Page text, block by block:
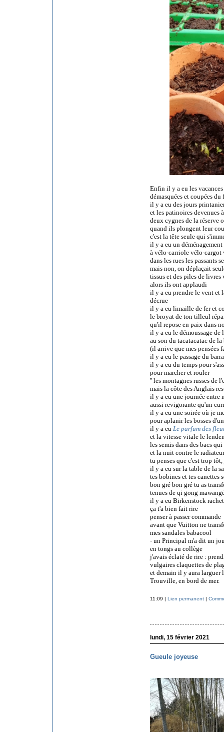
Enfin il y a eu les vacances
démasquées et coupées
il y a eu des jours
et les patinoires devenues
deux cygnes de la
quand ils plongent leur
c'est la tête seule qui
il y a eu un déménagement
à vélo-carriole vélo-cargot
dans les rues les passants
mais non, on déplaçait
tissus et des piles de livres
alors ils ont applaudi
il y a eu prendre le vent et
décrue
il y a eu limaille de fer et
le broyat de ton tilleul
qu'il repose en paix dans
il y a eu le démoussage de
au son du tacatacatac de
(il arrive que mes pensées
il y a eu le passage du
il y a eu du temps pour
pour marcher et rouler
'' les montagnes russes de
mais la côte des Anglais
il y a eu une journée entre
aussi revigorante qu'un
il y a eu une soirée où je
pour aplanir les bosses
il y a eu Le parfum des
et la vitesse vitale le
les semis dans des bacs
et la nuit contre le radiateur
tu penses que c'est trop
il y a eu sur la table de la
tes bobines et tes canettes
bon gré bon gré tu as
tenues de qi gong
il y a eu Birkenstock
ça t'a bien fait rire
penser à passer commande
avant que Vuitton ne
mes sandales babacool
- un Principal m'a dit un
en tongs au collège
j'avais éclaté de rire :
vulgaires claquettes de
et demain il y aura larguer
Trouville, en bord de mer.
11:09 | Lien permanent|
lundi, 15 février 2021
Gueule joyeuse